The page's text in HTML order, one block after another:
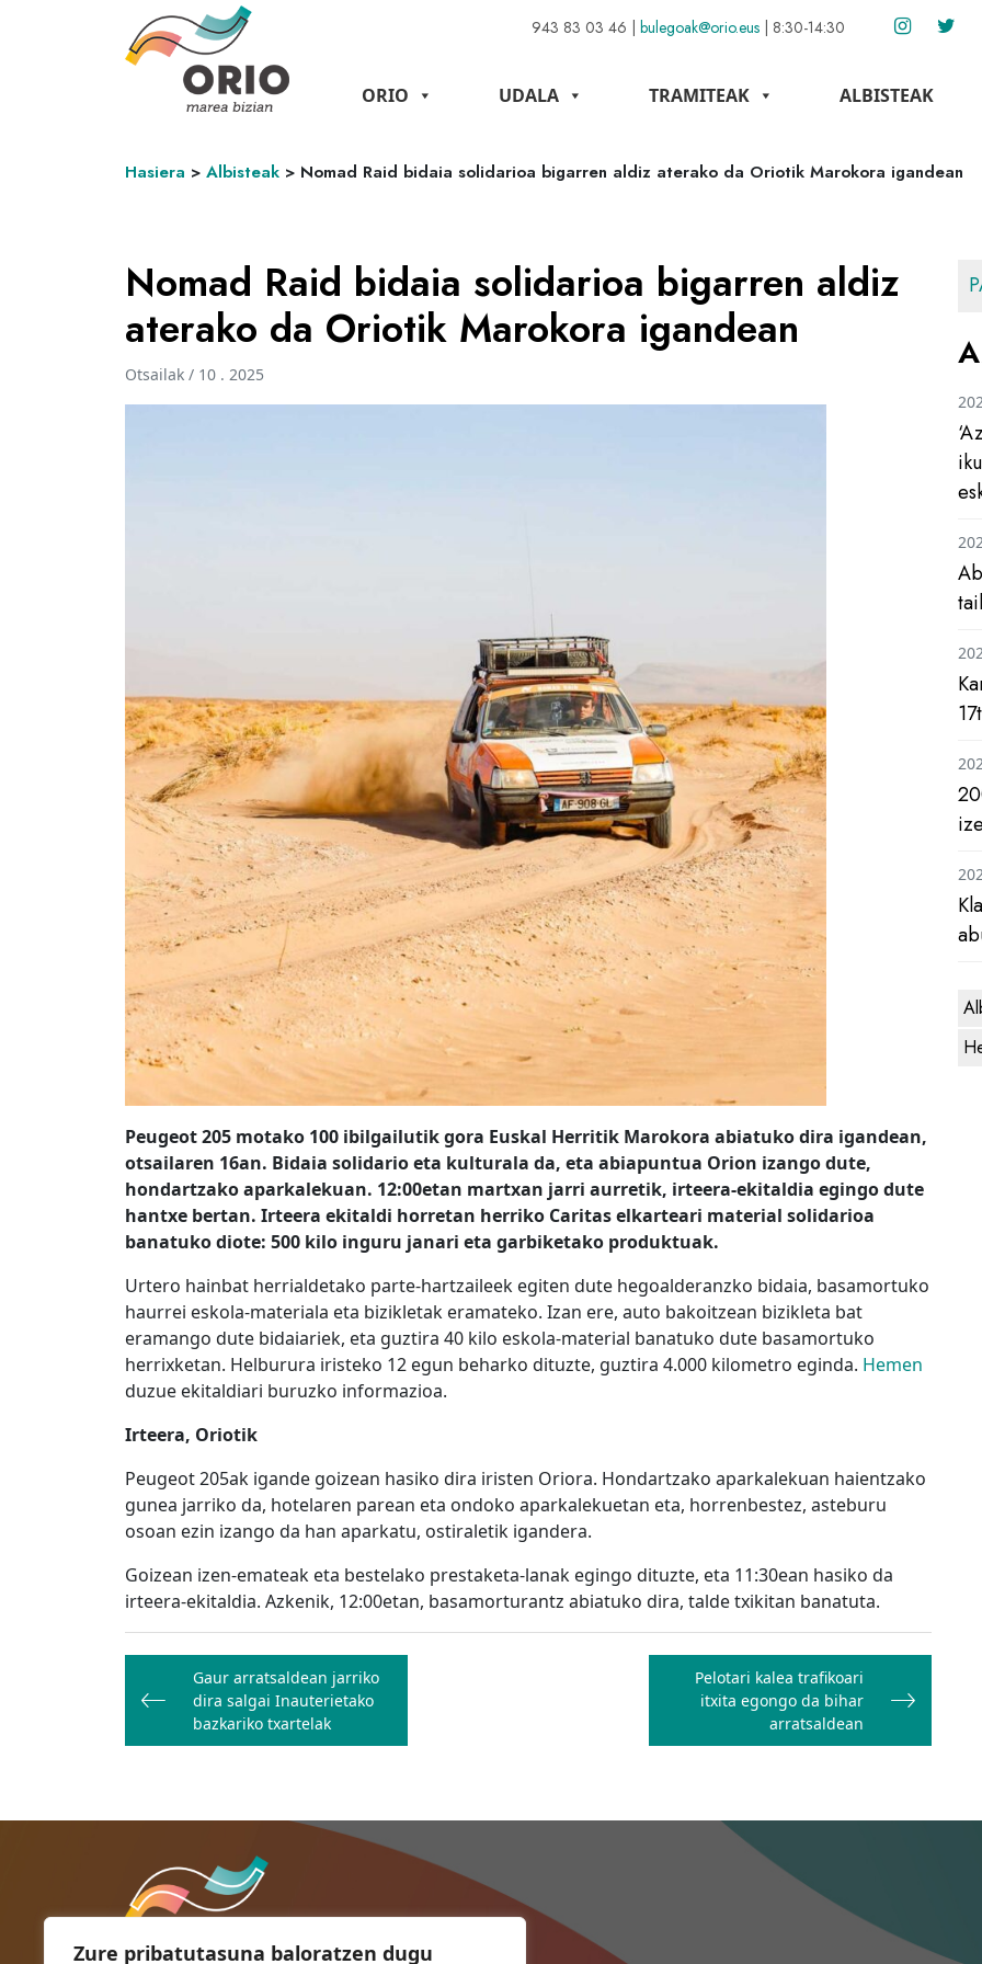
Zure pribatutasuna baloratzen dugu
943 83 03 46 | bulegoak@orio.eus | 8:30-14:30
ORIO UDALA TRAMITEAK ALBISTEAK
Hasiera > Albisteak > Nomad Raid bidaia solidarioa bigarren aldiz aterako da Oriotik Marokora igandean
Nomad Raid bidaia solidarioa bigarren aldiz
aterako da Oriotik Marokora igandean
Otsailak / 10 . 2025
Peugeot 205 motako 100 ibilgailutik gora Euskal Herritik Marokora abiatuko dira igandean,
otsailaren 16an. Bidaia solidario eta kulturala da, eta abiapuntua Orion izango dute,
hondartzako aparkalekuan. 12:00etan martxan jarri aurretik, irteera-ekitaldia egingo dute
hantxe bertan. Irteera ekitaldi horretan herriko Caritas elkarteari material solidarioa
banatuko diote: 500 kilo inguru janari eta garbiketako produktuak.
Urtero hainbat herrialdetako parte-hartzaileek egiten dute hegoalderanzko bidaia, basamortuko
haurrei eskola-materiala eta bizikletak eramateko. Izan ere, auto bakoitzean bizikleta bat
eramango dute bidaiariek, eta guztira 40 kilo eskola-material banatuko dute basamortuko
herrixketan. Helburura iristeko 12 egun beharko dituzte, guztira 4.000 kilometro eginda. Hemen
duzue ekitaldiari buruzko informazioa.
Irteera, Oriotik
Peugeot 205ak igande goizean hasiko dira iristen Oriora. Hondartzako aparkalekuan haientzako
gunea jarriko da, hotelaren parean eta ondoko aparkalekuetan eta, horrenbestez, asteburu
osoan ezin izango da han aparkatu, ostiraletik igandera.
Goizean izen-emateak eta bestelako prestaketa-lanak egingo dituzte, eta 11:30ean hasiko da
irteera-ekitaldia. Azkenik, 12:00etan, basamorturantz abiatuko dira, talde txikitan banatuta.
Bidalketetan
zehar
nabigatu
Gaur arratsaldean jarriko
dira salgai Inauterietako
bazkariko txartelak
Pelotari kalea trafikoari
itxita egongo da bihar
arratsaldean